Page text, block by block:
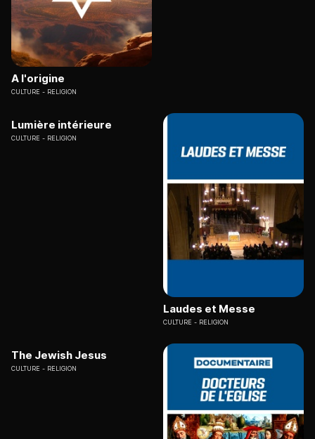
A l'origine
CULTURE RELIGION
Lumière intérieure
CULTURE RELIGION
Laudes et Messe
CULTURE RELIGION
The Jewish Jesus
CULTURE RELIGION